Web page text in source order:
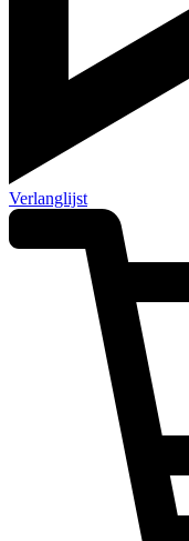
Verlanglijst